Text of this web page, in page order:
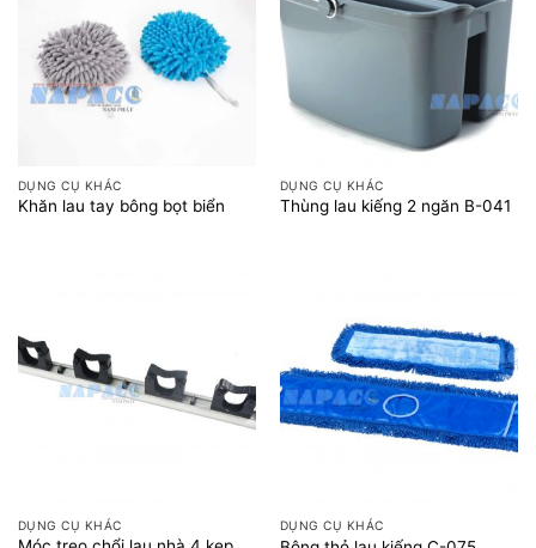
DỤNG CỤ KHÁC
Khăn lau tay bông bọt biển
DỤNG CỤ KHÁC
Thùng lau kiếng 2 ngăn B-041
DỤNG CỤ KHÁC DỤNG CỤ KHÁC